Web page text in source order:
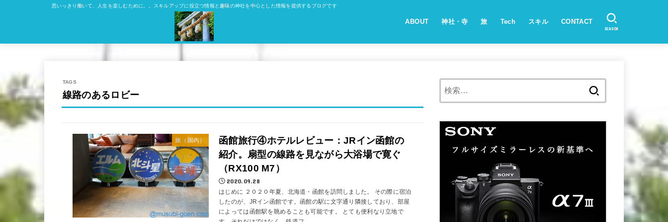
思いっきり働いて、人生を楽しむために。。スキルアップに役立つ情報と趣味の神社を中心とした情報を提供するブログです
ABOUT 神社・寺 旅 Tech スキル CONTACT
SEARCH
線路のあるロビー
旅（国内）
函館旅行④ホテルレビュー：JRイン函館の
紹介。扇型の線路を見ながら大浴場で寛ぐ
（RX100 M7）
2020.09.28
はじめに ２０２０年夏、北海道・函館を訪問しました。 その際に宿泊
したのが、JRイン函館です。函館の駅に文字通り隣接しており、部屋
によっては函館駅を眺めることも可能です。 とても便利なり立地で